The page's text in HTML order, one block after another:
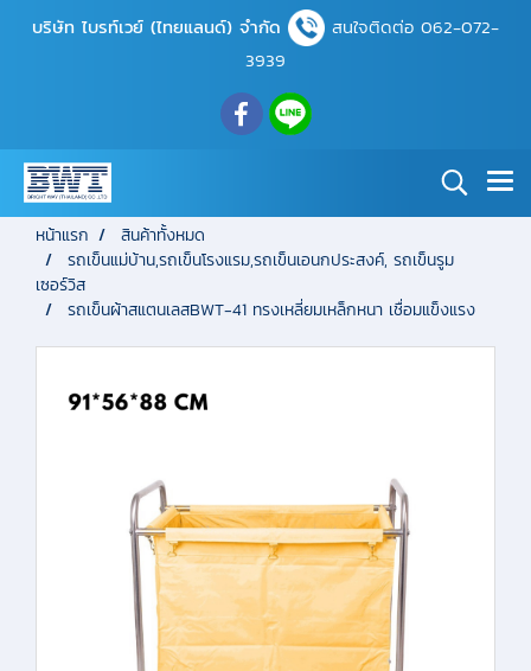
บริษัท ไบรท์เวย์ (ไทยแลนด์) จำกัด
สนใจติดต่อ 062-072-
3939
หน้าแรก
สินค้าทั้งหมด
รถเข็นแม่บ้าน,รถเข็นโรงแรม,รถเข็นเอนกประสงค์, รถเข็นรูม
เซอร์วิส
รถเข็นผ้าสแตนเลสBWT-41 ทรงเหลี่ยมเหล็กหนา เชื่อมแข็งแรง